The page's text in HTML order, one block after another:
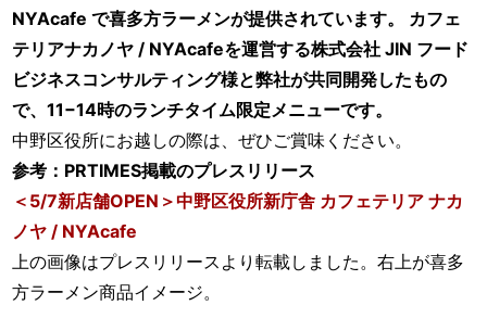
NYAcafe で喜多方ラーメンが提供されています。 カフェ
テリアナカノヤ / NYAcafeを運営する株式会社 JIN フード
ビジネスコンサルティング様と弊社が共同開発したもの
で、11−14時のランチタイム限定メニューです。
中野区役所にお越しの際は、ぜひご賞味ください。
参考： PRTIMES掲載のプレスリリース
＜5/7新店舗OPEN＞中野区役所新庁舎 カフェテリア ナカ
ノヤ / NYAcafe
上の画像はプレスリリースより転載しました。右上が喜多
方ラーメン商品イメージ。